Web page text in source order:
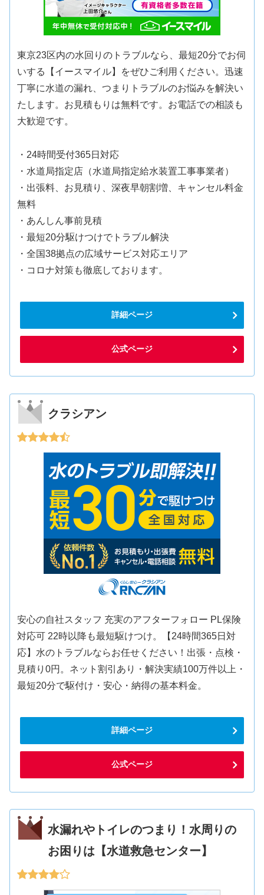
東京23区内の水回りのトラブルなら、最短20分でお伺
いする【イースマイル】をぜひご利用ください。迅速
丁寧に水道の漏れ、つまりトラブルのお悩みを解決い
たします。お見積もりは無料です。お電話での相談も
大歓迎です。
・24時間受付365日対応
・水道局指定店（水道局指定給水装置工事事業者）
・出張料、お見積り、深夜早朝割増、キャンセル料金
無料
・あんしん事前見積
・最短20分駆けつけでトラブル解決
・全国38拠点の広域サービス対応エリア
・コロナ対策も徹底しております。
詳細ページ
公式ページ
クラシアン
安心の自社スタッフ 充実のアフターフォロー PL保険
対応可 22時以降も最短駆けつけ。【24時間365日対
応】水のトラブルならお任せください！出張・点検・
見積り0円。ネット割引あり・解決実績100万件以上・
最短20分で駆付け・安心・納得の基本料金。
詳細ページ
公式ページ
水漏れやトイレのつまり！水周りの
お困りは【水道救急センター】